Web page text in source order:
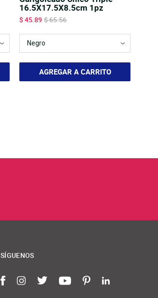
16.5X17.5X8.5cm 1pz
Sale price
$ 45.89 Original price
$ 65.56
AGREGAR A CARRITO
SÍGUENOS
FacebookInstagramTwitterYouTubePinterestLinkedIn